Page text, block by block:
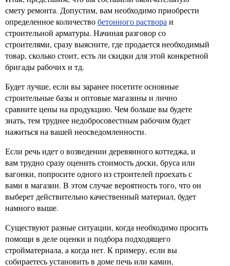
смету ремонта. Допустим, вам необходимо приобрести
определенное количествобетонного раствора и
строительной арматуры. Начиная разговор со
строителями, сразу выясните, где продается необходимый
товар, сколько стоит, есть ли скидки для этой конкретной
бригады рабочих и тд.
Будет лучше, если вы заранее посетите основные
строительные базы и оптовые магазины и лично
сравните цены на продукцию. Чем больше вы будете
знать, тем труднее недобросовестным рабочим будет
нажиться на вашей неосведомленности.
Если речь идет о возведении деревянного коттеджа, и
вам трудно сразу оценить стоимость доски, бруса или
вагонки, попросите одного из строителей проехать с
вами в магазин. В этом случае вероятность того, что он
выберет действительно качественный материал, будет
намного выше.
Существуют разные ситуации, когда необходимо просить
помощи в деле оценки и подбора подходящего
стройматериала, а когда нет. К примеру, если вы
собираетесь установить в доме печь или камин,